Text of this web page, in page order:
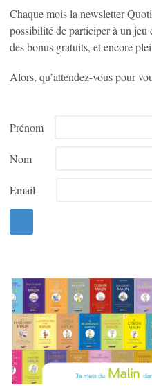
Chaque mois la newsletter
possibilité de participer à un jeu
des bonus gratuits, et encore
Alors, qu’attendez-vous pour
Prénom
Nom
Email